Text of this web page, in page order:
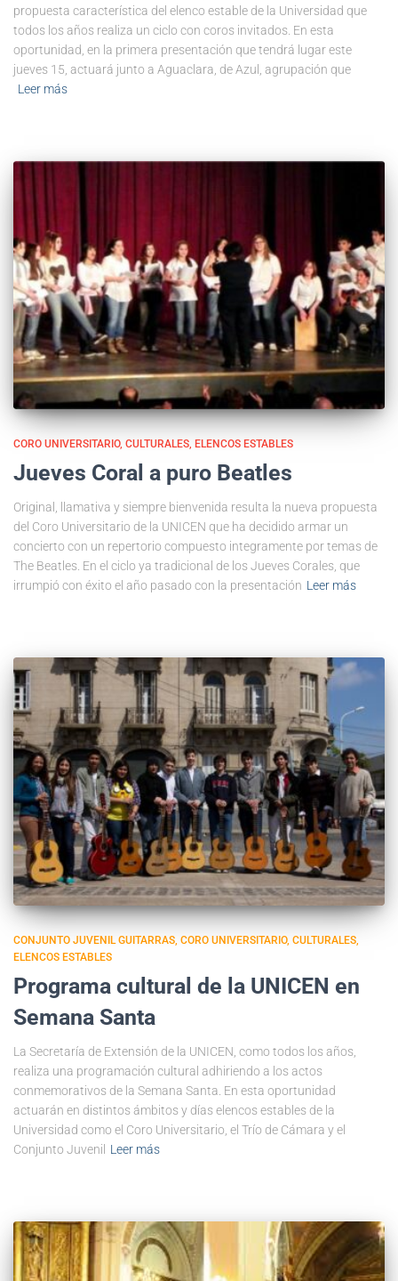
propuesta característica del elenco estable de la Universidad que
todos los años realiza un ciclo con coros invitados. En esta
oportunidad, en la primera presentación que tendrá lugar este
jueves 15, actuará junto a Aguaclara, de Azul, agrupación que
Leer más
CORO UNIVERSITARIO CULTURALES ELENCOS ESTABLES
Jueves Coral a puro Beatles
Original, llamativa y siempre bienvenida resulta la nueva propuesta
del Coro Universitario de la UNICEN que ha decidido armar un
concierto con un repertorio compuesto integramente por temas de
The Beatles. En el ciclo ya tradicional de los Jueves Corales, que
irrumpió con éxito el año pasado con la presentación Leer más
CONJUNTO JUVENIL GUITARRAS CORO UNIVERSITARIO CULTURALES
ELENCOS ESTABLES
Programa cultural de la UNICEN en
Semana Santa
La Secretaría de Extensión de la UNICEN, como todos los años,
realiza una programación cultural adhiriendo a los actos
conmemorativos de la Semana Santa. En esta oportunidad
actuarán en distintos ámbitos y días elencos estables de la
Universidad como el Coro Universitario, el Trío de Cámara y el
Conjunto Juvenil Leer más